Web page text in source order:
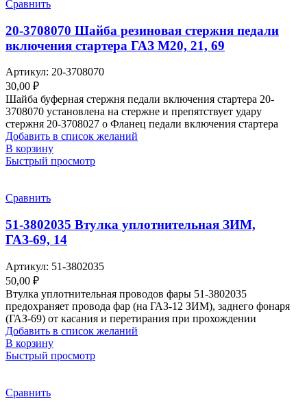
Сравнить
20-3708070 Шайба резиновая стержня педали
включения стартера ГАЗ М20, 21, 69
Артикул: 20-3708070
30,00 ₽
Шайба буферная стержня педали включения стартера 20-
3708070 установлена на стержне и препятствует удару
стержня 20-3708027 о Фланец педали включения стартера
Добавить в список желаний
В корзину
Быстрый просмотр
Сравнить
51-3802035 Втулка уплотнительная ЗИМ,
ГАЗ-69, 14
Артикул: 51-3802035
50,00 ₽
Втулка уплотнительная проводов фары 51-3802035
предохраняет провода фар (на ГАЗ-12 ЗИМ), заднего фонаря
(ГАЗ-69) от касания и перетирания при прохождении
Добавить в список желаний
В корзину
Быстрый просмотр
Сравнить